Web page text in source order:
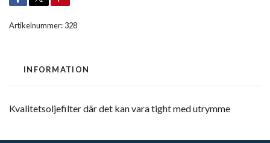
Artikelnummer: 328
INFORMATION
Kvalitetsoljefilter där det kan vara tight med utrymme